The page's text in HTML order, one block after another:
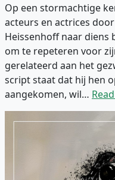
Op een stormachtige
acteurs en actrices
Heissenhoff naar diens
om te repeteren voor
gerelateerd aan het
script staat dat hij hen
aangekomen, wil…